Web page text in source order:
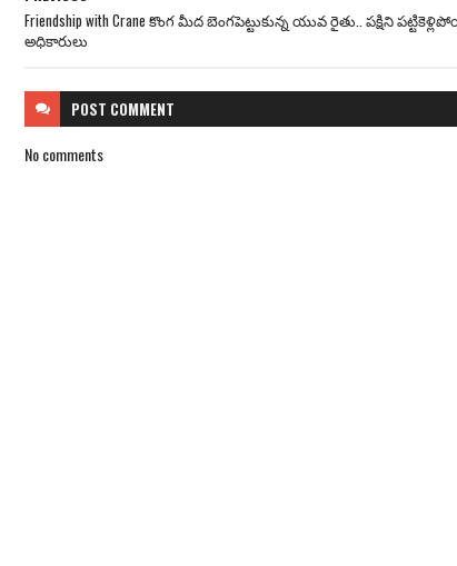
Friendship with Crane కొంగ మీద బెంగపెట్టుకున్న యువ రైతు.. పక్షిని
అధికారులు
POST COMMENT
No comments